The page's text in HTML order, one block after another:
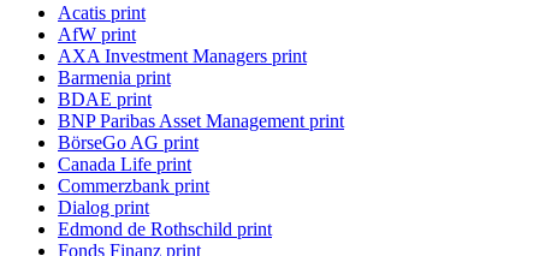
Acatis print
AfW print
AXA Investment Managers print
Barmenia print
BDAE print
BNP Paribas Asset Management print
BörseGo AG print
Canada Life print
Commerzbank print
Dialog print
Edmond de Rothschild print
Fonds Finanz print